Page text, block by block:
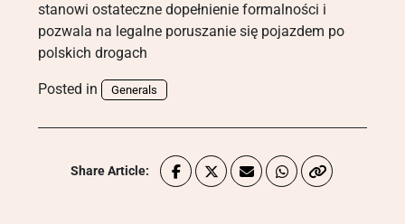
stanowi ostateczne dopełnienie formalności i
pozwala na legalne poruszanie się pojazdem po
polskich drogach
Posted in Generals
Share Article: